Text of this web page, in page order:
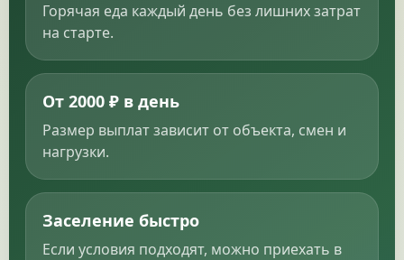
Горячая еда каждый день без лишних затрат
на старте.
От 2000 ₽ в день
Размер выплат зависит от объекта, смен и
нагрузки.
Заселение быстро
Если условия подходят, можно приехать в